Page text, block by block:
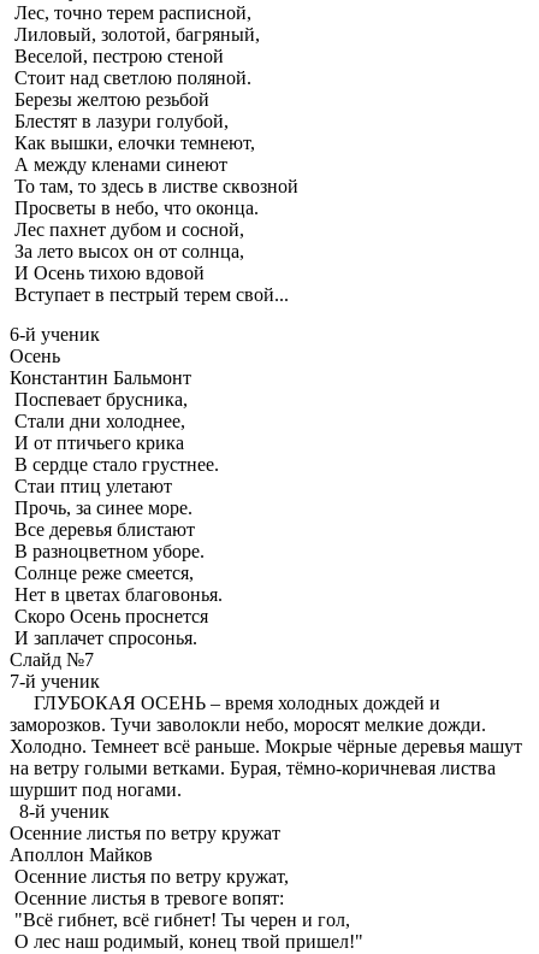
Лес, точно терем расписной,
Лиловый, золотой, багряный,
Веселой, пестрою стеной
Стоит над светлою поляной.
Березы желтою резьбой
Блестят в лазури голубой,
Как вышки, елочки темнеют,
А между кленами синеют
То там, то здесь в листве сквозной
Просветы в небо, что оконца.
Лес пахнет дубом и сосной,
За лето высох он от солнца,
И Осень тихою вдовой
Вступает в пестрый терем свой...
6-й ученик
Осень
Константин Бальмонт
Поспевает брусника,
Стали дни холоднее,
И от птичьего крика
В сердце стало грустнее.
Стаи птиц улетают
Прочь, за синее море.
Все деревья блистают
В разноцветном уборе.
Солнце реже смеется,
Нет в цветах благовонья.
Скоро Осень проснется
И заплачет спросонья.
Слайд №7
7-й ученик
ГЛУБОКАЯ ОСЕНЬ – время холодных дождей и
заморозков. Тучи заволокли небо, моросят мелкие дожди.
Холодно. Темнеет всё раньше. Мокрые чёрные деревья машут
на ветру голыми ветками. Бурая, тёмно-коричневая листва
шуршит под ногами.
8-й ученик
Осенние листья по ветру кружат
Аполлон Майков
Осенние листья по ветру кружат,
Осенние листья в тревоге вопят:
"Всё гибнет, всё гибнет! Ты черен и гол,
О лес наш родимый, конец твой пришел!"